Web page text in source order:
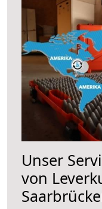
Unser
von